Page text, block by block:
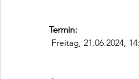
Termin: